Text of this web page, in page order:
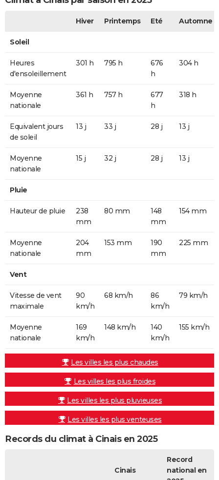
Hiver Printemps Eté Automne
Soleil
Heures
d'ensoleillement
301 h 795 h
676
h
304 h
Moyenne
nationale
361 h 757 h
677
h
318 h
Equivalent jours
de soleil
13 j 33 j 28 j 13 j
Moyenne
nationale
15 j 32 j 28 j 13 j
Pluie
Hauteur de pluie
238
mm
80 mm
148
mm
154 mm
Moyenne
nationale
204
mm
153 mm
190
mm
225 mm
Vent
Vitesse de vent
maximale
90
km/h
68 km/h
86
km/h
79 km/h
Moyenne
nationale
169
km/h
148 km/h
140
km/h
155 km/h
Les villes les plus chaudes
Les villes les plus froides
Les villes les plus pluvieuses
Les villes les plus venteuses
Records du climat à Cinais en 2025
Cinais
Record
national en